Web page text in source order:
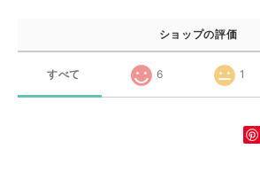
ショップの評価
すべて 6 1